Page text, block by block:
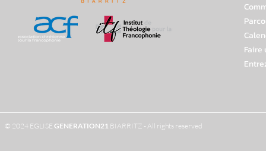
Faire
© 2024 EGLISE GENERATION21 BIARRITZ - All rights reserved